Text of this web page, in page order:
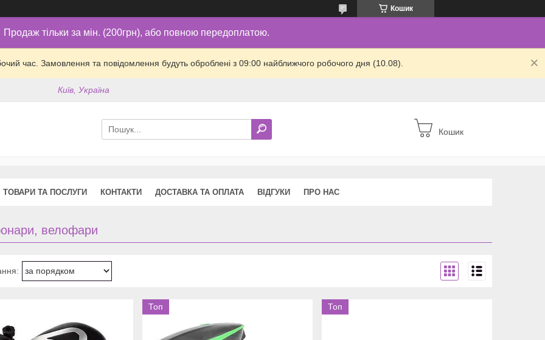
Кошик
Продаж тільки за мін. (200грн), або повною передоплатою.
час. Замовлення та повідомлення будуть оброблені з 09:00 найближчого робочого дня (10.08).
Київ, Україна
Кошик
ТОВАРИ ТА ПОСЛУГИ КОНТАКТИ ДОСТАВКА ТА ОПЛАТА ВІДГУКИ ПРО НАС
велофари
Топ Топ